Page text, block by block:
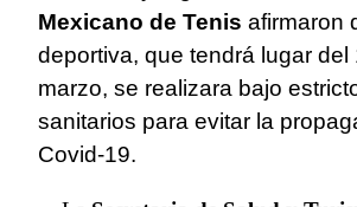
Mexicano de Tenis afirmaron
deportiva, que tendrá lugar del
marzo, se realizara bajo
sanitarios para evitar la
Covid-19.